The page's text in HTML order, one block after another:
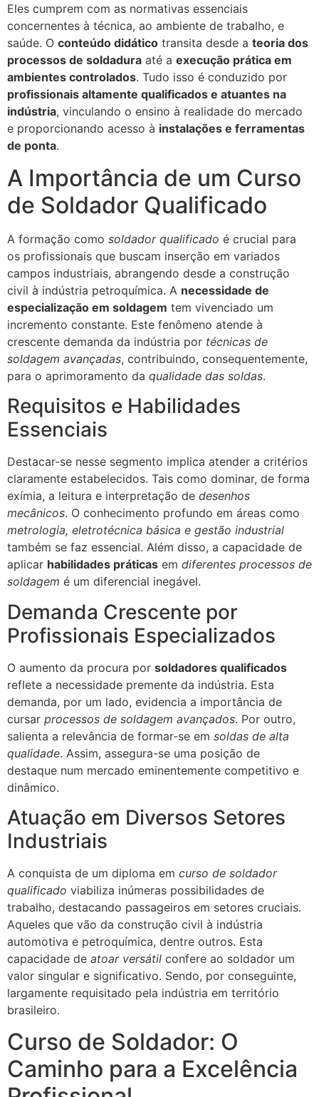
Eles cumprem com as normativas essenciais
concernentes à técnica, ao ambiente de trabalho, e
saúde. O conteúdo didático transita desde a teoria dos
processos de soldadura até a execução prática em
ambientes controlados. Tudo isso é conduzido por
profissionais altamente qualificados e atuantes na
indústria, vinculando o ensino à realidade do mercado
e proporcionando acesso à instalações e ferramentas
de ponta.
A Importância de um Curso
de Soldador Qualificado
A formação como soldador qualificado é crucial para
os profissionais que buscam inserção em variados
campos industriais, abrangendo desde a construção
civil à indústria petroquímica. A necessidade de
especialização em soldagem tem vivenciado um
incremento constante. Este fenômeno atende à
crescente demanda da indústria por técnicas de
soldagem avançadas, contribuindo, consequentemente,
para o aprimoramento da qualidade das soldas.
Requisitos e Habilidades
Essenciais
Destacar-se nesse segmento implica atender a critérios
claramente estabelecidos. Tais como dominar, de forma
exímia, a leitura e interpretação de desenhos
mecânicos. O conhecimento profundo em áreas como
metrologia, eletrotécnica básica e gestão industrial
também se faz essencial. Além disso, a capacidade de
aplicar habilidades práticas em diferentes processos de
soldagem é um diferencial inegável.
Demanda Crescente por
Profissionais Especializados
O aumento da procura por soldadores qualificados
reflete a necessidade premente da indústria. Esta
demanda, por um lado, evidencia a importância de
cursar processos de soldagem avançados. Por outro,
salienta a relevância de formar-se em soldas de alta
qualidade. Assim, assegura-se uma posição de
destaque num mercado eminentemente competitivo e
dinâmico.
Atuação em Diversos Setores
Industriais
A conquista de um diploma em curso de soldador
qualificado viabiliza inúmeras possibilidades de
trabalho, destacando passageiros em setores cruciais.
Aqueles que vão da construção civil à indústria
automotiva e petroquímica, dentre outros. Esta
capacidade de atoar versátil confere ao soldador um
valor singular e significativo. Sendo, por conseguinte,
largamente requisitado pela indústria em território
brasileiro.
Curso de Soldador: O
Caminho para a Excelência